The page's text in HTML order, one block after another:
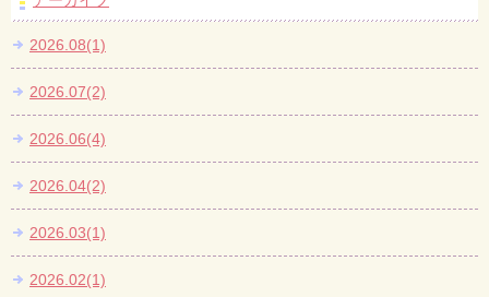
2026.08(1)
2026.07(2)
2026.06(4)
2026.04(2)
2026.03(1)
2026.02(1)